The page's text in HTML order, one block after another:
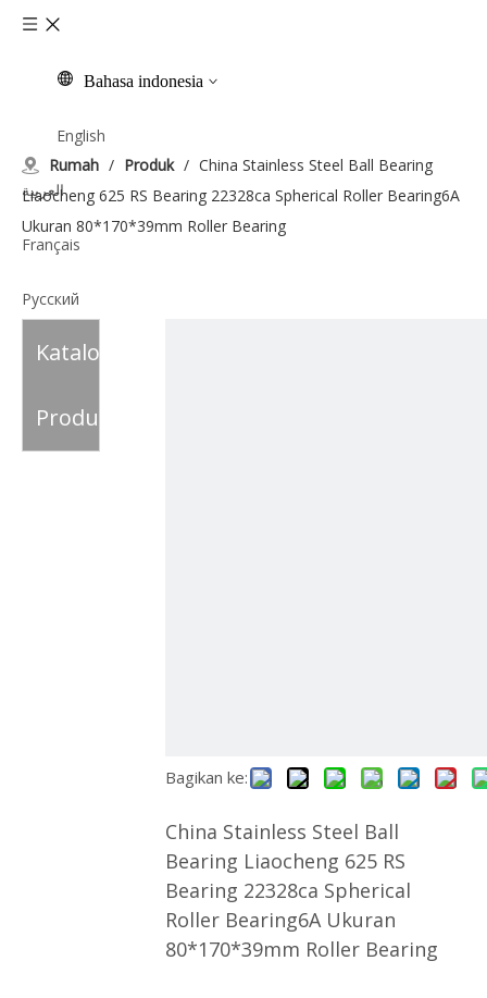
Bahasa indonesia
English
العربية
Français
Pусский
Español
Italiano
Rumah / Produk / China Stainless Steel Ball Bearing
Liaocheng 625 RS Bearing 22328ca Spherical Roller Bearing6A
Ukuran 80*170*39mm Roller Bearing
Katalog
Produk
Bagikan ke:
China Stainless Steel Ball
Bearing Liaocheng 625 RS
Bearing 22328ca Spherical
Roller Bearing6A Ukuran
80*170*39mm Roller Bearing